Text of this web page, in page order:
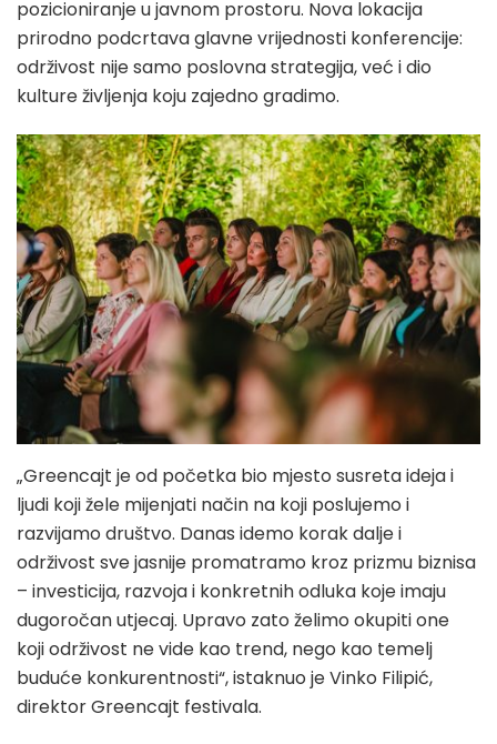
pozicioniranje u javnom prostoru. Nova lokacija
prirodno podcrtava glavne vrijednosti konferencije:
održivost nije samo poslovna strategija, već i dio
kulture življenja koju zajedno gradimo.
„Greencajt je od početka bio mjesto susreta ideja i
ljudi koji žele mijenjati način na koji poslujemo i
razvijamo društvo. Danas idemo korak dalje i
održivost sve jasnije promatramo kroz prizmu biznisa
– investicija, razvoja i konkretnih odluka koje imaju
dugoročan utjecaj. Upravo zato želimo okupiti one
koji održivost ne vide kao trend, nego kao temelj
buduće konkurentnosti“, istaknuo je Vinko Filipić,
direktor Greencajt festivala.